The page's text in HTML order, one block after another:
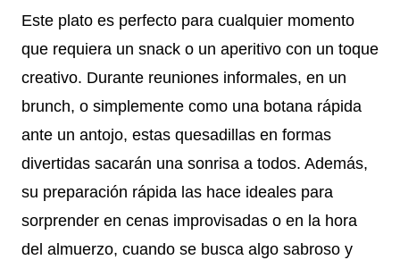
Este plato es perfecto para cualquier momento
que requiera un snack o un aperitivo con un toque
creativo. Durante reuniones informales, en un
brunch, o simplemente como una botana rápida
ante un antojo, estas quesadillas en formas
divertidas sacarán una sonrisa a todos. Además,
su preparación rápida las hace ideales para
sorprender en cenas improvisadas o en la hora
del almuerzo, cuando se busca algo sabroso y